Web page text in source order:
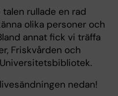
rullade en rad
olika personer och
annat fick vi träffa
Friskvården och
nedan!